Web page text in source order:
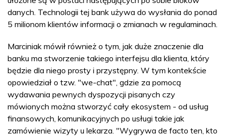
danych. Technologii tej bank używa do wysłania do ponad
5 milionom klientów informacji o zmianach w regulaminach.
Marciniak mówił również o tym, jak duże znaczenie dla
banku ma stworzenie takiego interfejsu dla klienta, który
będzie dla niego prosty i przystępny. W tym kontekście
opowiedział o tzw. "we-chat", gdzie za pomocą
wydawania pewnych dyspozycji pisanych czy
mówionych można stworzyć cały ekosystem - od usług
finansowych, komunikacyjnych po usługi takie jak
zamówienie wizyty u lekarza. "Wygrywa de facto ten, kto